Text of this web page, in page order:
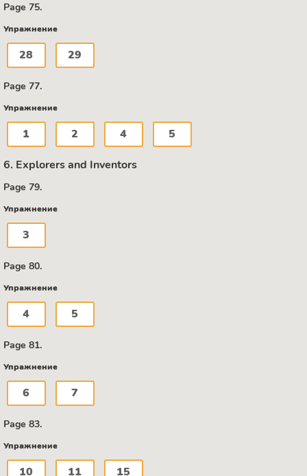
Page 75.
Упражнение
28 29
Page 77.
Упражнение
1 2 4 5
6. Explorers and Inventors
Page 79.
Упражнение
3
Page 80.
Упражнение
4 5
Page 81.
Упражнение
6 7
Page 83.
Упражнение
10 11 15